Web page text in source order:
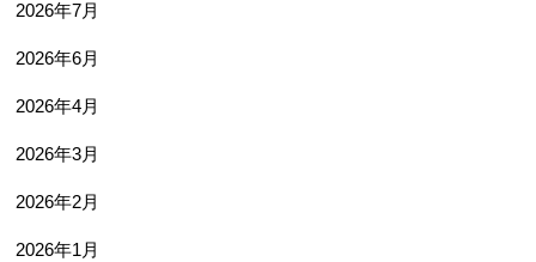
2026年7月
2026年6月
2026年4月
2026年3月
2026年2月
2026年1月